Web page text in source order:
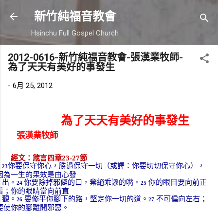
跳到主要內容
新竹純福音教會
Hsinchu Full Gospel Church
2012-0616-新竹純福音教會-張漢業牧師-
為了天天有美好的事發生
- 6月 25, 2012
為了天天有美好的事發生
張漢業牧師
經文：箴言四章23-27節
23你要保守你心，勝過保守一切（或譯：你要切切保守你心），
為一生的果效是由心發
。 24 你要除掉邪僻的口，棄絕乖謬的嘴。 25 你的眼目要向前正
；你的眼睛當向前直
。 26 要修平你腳下的路，堅定你一切的道。 27 不可偏向左右；
使你的腳離開邪惡。